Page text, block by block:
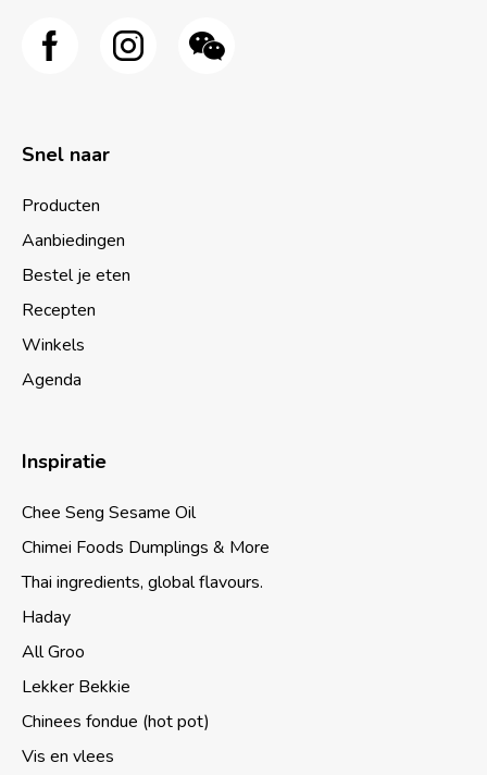
Snel naar
Producten
Aanbiedingen
Bestel je eten
Recepten
Winkels
Agenda
Inspiratie
Chee Seng Sesame Oil
Chimei Foods Dumplings & More
Thai ingredients, global flavours.
Haday
All Groo
Lekker Bekkie
Chinees fondue (hot pot)
Vis en vlees